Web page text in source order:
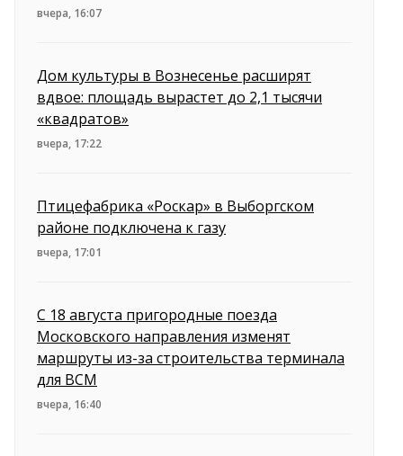
вчера, 16:07
Дом культуры в Вознесенье расширят
вдвое: площадь вырастет до 2,1 тысячи
«квадратов»
вчера, 17:22
Птицефабрика «Роскар» в Выборгском
районе подключена к газу
вчера, 17:01
С 18 августа пригородные поезда
Московского направления изменят
маршруты из-за строительства терминала
для ВСМ
вчера, 16:40